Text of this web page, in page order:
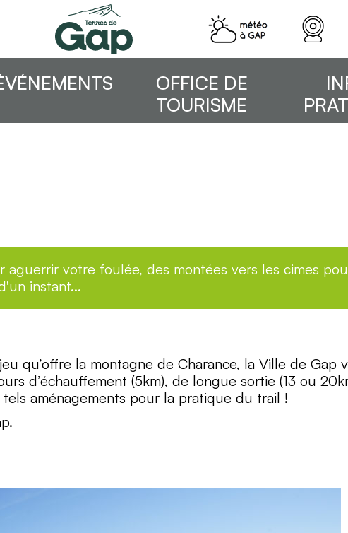
OFFICE DE
TOURISME
aguerrir votre foulée, des montées vers les cimes
instant...
qu’offre la montagne de Charance, la Ville de Gap
d’échauffement (5km), de longue sortie (13 ou
aménagements pour la pratique du trail !